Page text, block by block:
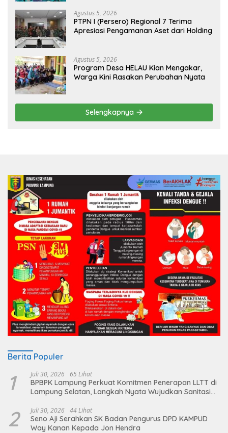
Agustus 5, 2026
PTPN I (Persero) Regional 7 Terima
Apresiasi Pengamanan Aset dari Holding
Agustus 5, 2026
Program Desa HELAU Kian Mengakar,
Warga Kini Rasakan Perubahan Nyata
Selengkapnya
Berita Populer
1 Juli 30, 2026 65 Lihat
BPBPK Lampung Perkuat Komitmen Penerapan LLTT di
Lampung Selatan, Langkah Nyata Wujudkan Sanitasi
2 Juli 30, 2026 44 Lihat
Seno Aji Serahkan SK Badan Pengurus DPD KAMPUD
Way Kanan Kepada Jon Hendra